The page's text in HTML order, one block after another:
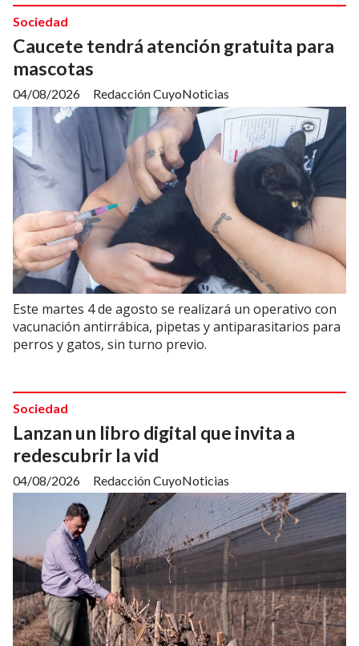
Caucete tendrá atención gratuita para
mascotas
Redacción CuyoNoticias
Sociedad
04/08/2026
Este martes 4 de agosto se realizará un operativo con
vacunación antirrábica, pipetas y antiparasitarios para
perros y gatos, sin turno previo.
Lanzan un libro digital que invita a
redescubrir la vid
Redacción CuyoNoticias
Sociedad
04/08/2026